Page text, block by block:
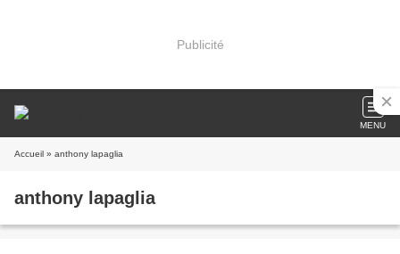
Publicité
MENU
Accueil » anthony lapaglia
anthony lapaglia